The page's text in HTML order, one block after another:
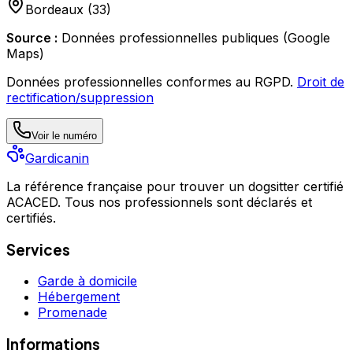
Bordeaux (33)
Source : Données professionnelles publiques (Google
Maps)
Données professionnelles conformes au RGPD. Droit de
rectification/suppression
Voir le numéro
Gardicanin
La référence française pour trouver un dogsitter certifié
ACACED. Tous nos professionnels sont déclarés et
certifiés.
Services
Garde à domicile
Hébergement
Promenade
Informations